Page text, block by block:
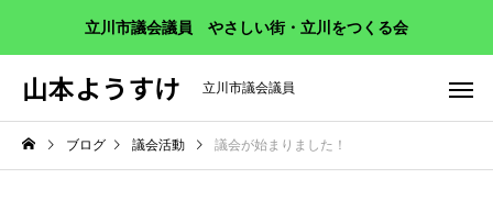
立川市議会議員 やさしい街・立川をつくる会
山本ようすけ 立川市議会議員
ブログ 議会活動 議会が始まりました！